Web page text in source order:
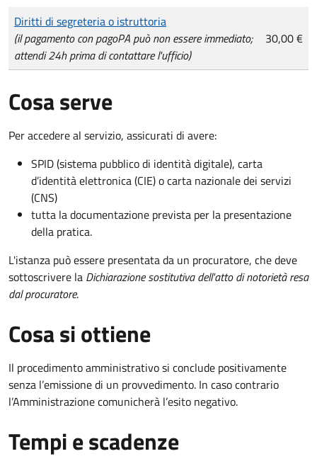
Tipo di pagamento
Importo
Diritti di segreteria o istruttoria
(il pagamento con pagoPA può non essere immediato;
attendi 24h prima di contattare l'ufficio)
30,00 €
Cosa serve
Per accedere al servizio, assicurati di avere:
SPID (sistema pubblico di identità digitale), carta
d’identità elettronica (CIE) o carta nazionale dei servizi
(CNS)
tutta la documentazione prevista per la presentazione
della pratica.
L'istanza può essere presentata da un procuratore, che deve
sottoscrivere la Dichiarazione sostitutiva dell'atto di notorietà resa
dal procuratore.
Cosa si ottiene
Il procedimento amministrativo si conclude positivamente
senza l’emissione di un provvedimento. In caso contrario
l’Amministrazione comunicherà l’esito negativo.
Tempi e scadenze